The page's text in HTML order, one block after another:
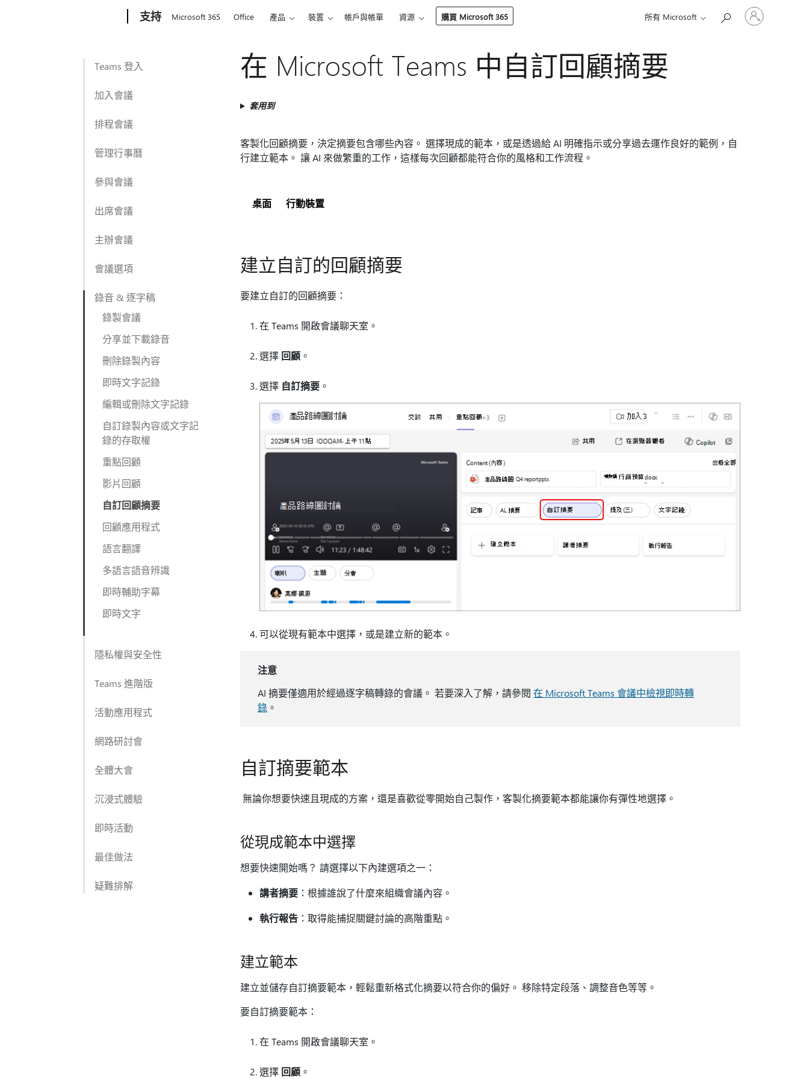
支持 Microsoft 365 Office 產品 裝置 帳戶與帳單 資源 購買 Microsoft 365 所有 Microsoft
登
入
Teams 登入
加入會議
排程會議
管理行事曆
參與會議
出席會議
主辦會議
會議選項
錄音 & 逐字稿
錄製會議
分享並下載錄音
刪除錄製內容
即時文字記錄
編輯或刪除文字記錄
自訂錄製內容或文字記
錄的存取權
重點回顧
影片回顧
自訂回顧摘要
回顧應用程式
語言翻譯
多語言語音辨識
即時輔助字幕
即時文字
隱私權與安全性
Teams 進階版
活動應用程式
網路研討會
全體大會
沉浸式體驗
即時活動
最佳做法
疑難排解
在 Microsoft Teams 中自訂回顧摘要
套用到
客製化回顧摘要，決定摘要包含哪些內容。 選擇現成的範本，或是透過給 AI 明確指示或分享過去運作良好的範例，自
行建立範本。 讓 AI 來做繁重的工作，這樣每次回顧都能符合你的風格和工作流程。
桌面 行動裝置
建立自訂的回顧摘要
要建立自訂的回顧摘要：
在 Teams 開啟會議聊天室。
選擇 回顧 。
選擇 自訂摘要 。
可以從現有範本中選擇，或是建立新的範本。
注意
AI 摘要僅適用於經過逐字稿轉錄的會議。 若要深入了解，請參閱在 Microsoft Teams 會議中檢視即時轉
錄 。
自訂摘要範本
無論你想要快速且現成的方案，還是喜歡從零開始自己製作，客製化摘要範本都能讓你有彈性地選擇。
從現成範本中選擇
想要快速開始嗎？ 請選擇以下內建選項之一：
講者摘要 ：根據誰說了什麼來組織會議內容。
執行報告 ：取得能捕捉關鍵討論的高階重點。
建立範本
建立並儲存自訂摘要範本，輕鬆重新格式化摘要以符合你的偏好。 移除特定段落、調整音色等等。
要自訂摘要範本：
在 Teams 開啟會議聊天室。
選擇 回顧 。